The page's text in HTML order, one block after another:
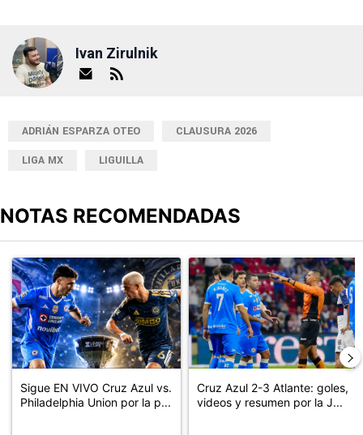
Ivan Zirulnik
ADRIÁN ESPARZA OTEO
CLAUSURA 2026
LIGA MX
LIGUILLA
NOTAS RECOMENDADAS
Un artículo de tendencia con el título "Sigue EN VIVO Cruz Azul
Sigue EN VIVO Cruz Azul vs.
Philadelphia Union por la p...
Un artículo de tendencia con el
Cruz Azul 2-3 Atlante: goles,
videos y resumen por la J...